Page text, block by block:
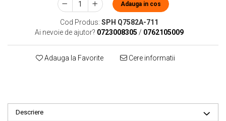
Adauga in cos
Cod Produs: SPH Q7582A-711
Ai nevoie de ajutor? 0723008305 / 0762105009
Adauga la Favorite Cere informatii
Descriere